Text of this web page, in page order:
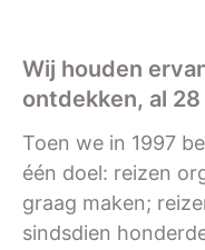
Wij houden
ontdekken, al 28
Toen we in 1997
één doel: reizen
graag maken;
sindsdien